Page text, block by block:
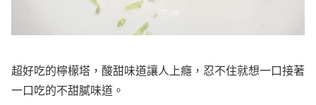
超好吃的檸檬塔，酸甜味道讓人上癮，忍不住就想一口接著
一口吃的不甜膩味道。